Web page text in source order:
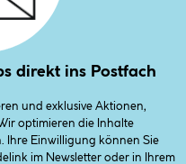
direkt ins Postfach
und exklusive Aktionen,
optimieren die Inhalte
Ihre Einwilligung können Sie
im Newsletter oder in Ihrem